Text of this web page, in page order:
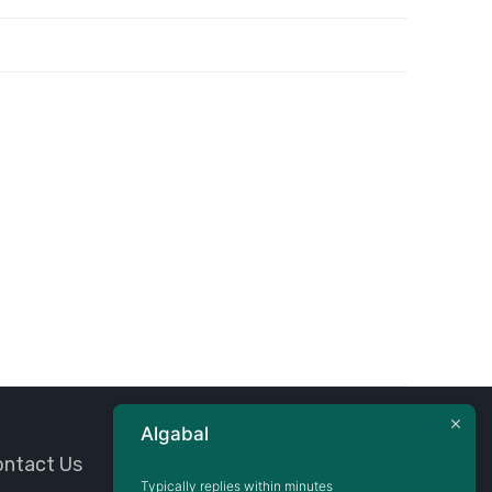
Us
Algabal
Typically replies within minutes